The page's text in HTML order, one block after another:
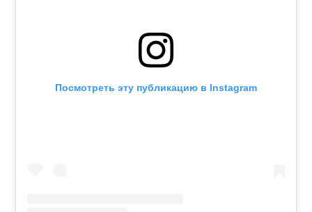
Посмотреть эту публикацию в Instagram